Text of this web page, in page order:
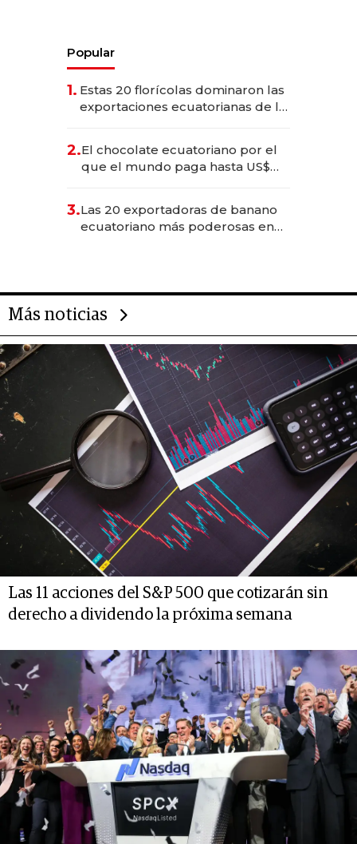
Popular
1. Estas 20 florícolas dominaron las
exportaciones ecuatorianas de la
2.El chocolate ecuatoriano por el
que el mundo paga hasta US$
3.Las 20 exportadoras de banano
ecuatoriano más poderosas en
Más noticias
Las 11 acciones del S&P 500 que cotizarán sin
derecho a dividendo la próxima semana